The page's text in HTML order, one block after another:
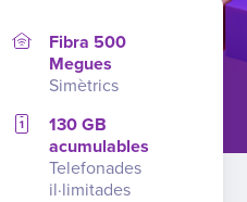
Fibra 500
Megues
Simètrics
130 GB
acumulables
Telefonades
il·limitades